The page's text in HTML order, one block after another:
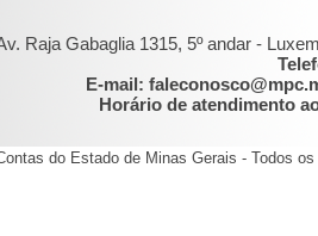
Raja Gabaglia 1315, 5º andar -
E-mail:
Horário de atendimento
do Estado de Minas Gerais - Todos